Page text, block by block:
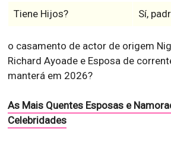
Tiene Hijos? Sí,
o casamento de actor de origem
Richard Ayoade e Esposa de
manterá em 2026?
As Mais Quentes Esposas e
Celebridades